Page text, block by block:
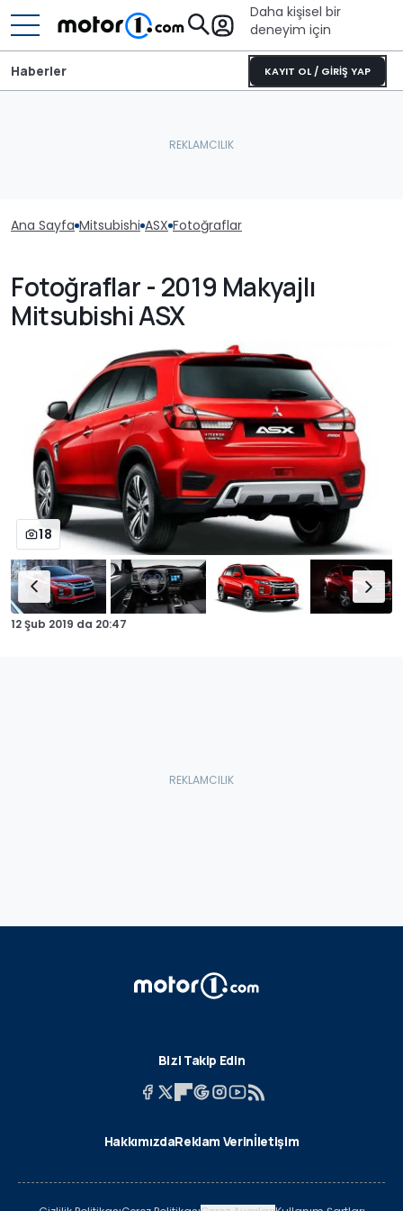
Daha kişisel bir
deneyim için
KAYIT OL / GİRİŞ YAP
Haberler
Ana Sayfa Mitsubishi ASX Fotoğraflar
Fotoğraflar - 2019 Makyajlı
Mitsubishi ASX
18
12 Şub 2019 da 20:47
Bizi Takip Edin
HakkımızdaReklam Verinİletişim